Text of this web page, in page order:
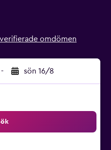
omdömen
- sön 16/8